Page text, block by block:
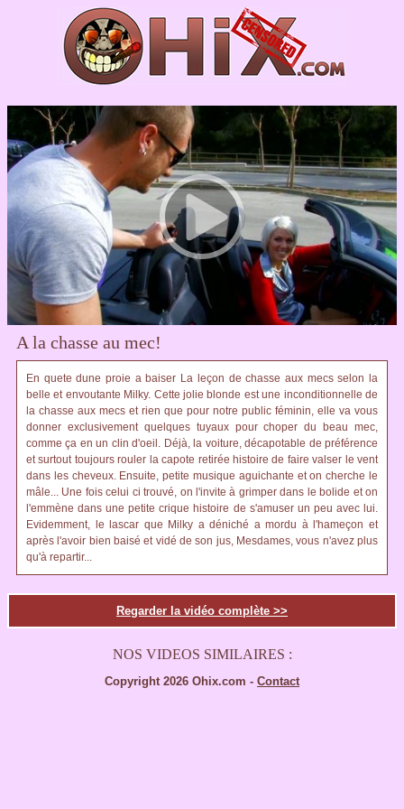
A la chasse au mec!
En quete dune proie a baiser La leçon de chasse aux mecs selon la
belle et envoutante Milky. Cette jolie blonde est une inconditionnelle de
la chasse aux mecs et rien que pour notre public féminin, elle va vous
donner exclusivement quelques tuyaux pour choper du beau mec,
comme ça en un clin d'oeil. Déjà, la voiture, décapotable de préférence
et surtout toujours rouler la capote retirée histoire de faire valser le vent
dans les cheveux. Ensuite, petite musique aguichante et on cherche le
mâle... Une fois celui ci trouvé, on l'invite à grimper dans le bolide et on
l'emmène dans une petite crique histoire de s'amuser un peu avec lui.
Evidemment, le lascar que Milky a déniché a mordu à l'hameçon et
après l'avoir bien baisé et vidé de son jus, Mesdames, vous n'avez plus
qu'à repartir...
Regarder la vidéo complète >>
NOS VIDEOS SIMILAIRES :
Copyright 2026 Ohix.com - Contact